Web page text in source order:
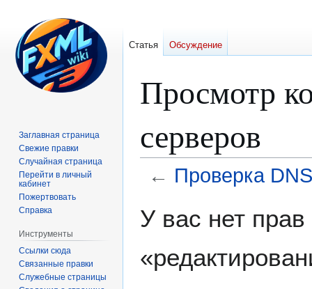
Просмотр
серверов
← Проверка
У вас нет
Статья Обсуждение
Заглавная страница
Свежие правки
Случайная страница
Перейти в личный
кабинет
Пожертвовать
Справка
Инструменты
Ссылки сюда
Связанные правки
Служебные страницы